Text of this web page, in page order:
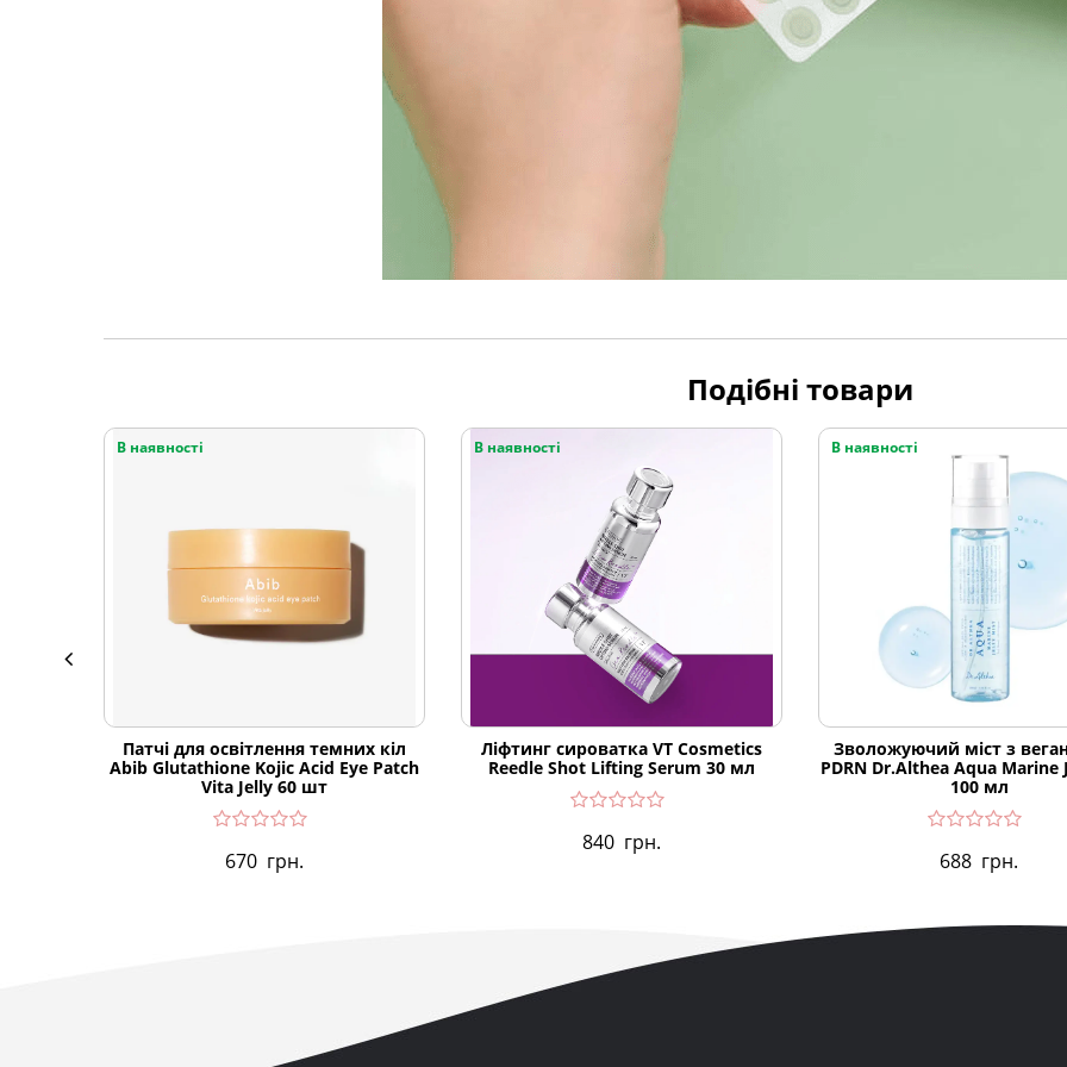
Подібні товари
В наявності
Патчі для освітлення темних кіл
Abib Glutathione Kojic Acid Eye Patch
Vita Jelly 60 шт
670 грн.
В наявності
Ліфтинг сироватка VT Cosmetics
Reedle Shot Lifting Serum 30 мл
840 грн.
В наявності
Зволожуючий міст з
PDRN Dr.Althea Aqua Marine
100 мл
688 грн.